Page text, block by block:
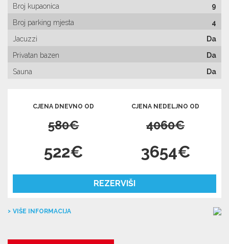
Broj kupaonica
9
Broj parking mjesta
4
Jacuzzi
Da
Privatan bazen
Da
Sauna
Da
CJENA DNEVNO OD
580€
CJENA NEDELJNO OD
4060€
522€ 3654€
REZERVIŠI
VIŠE INFORMACIJA